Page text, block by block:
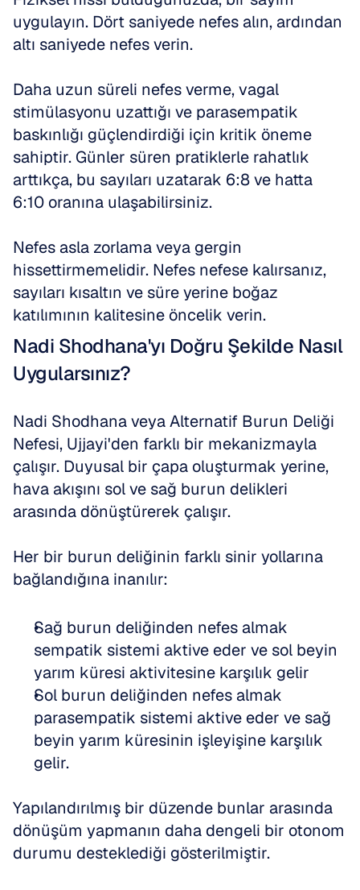
uygulayın. Dört saniyede nefes alın, ardından
altı saniyede nefes verin.
Daha uzun süreli nefes verme, vagal
stimülasyonu uzattığı ve parasempatik
baskınlığı güçlendirdiği için kritik öneme
sahiptir. Günler süren pratiklerle rahatlık
arttıkça, bu sayıları uzatarak 6:8 ve hatta
6:10 oranına ulaşabilirsiniz.
Nefes asla zorlama veya gergin
hissettirmemelidir. Nefes nefese kalırsanız,
sayıları kısaltın ve süre yerine boğaz
katılımının kalitesine öncelik verin.
Nadi Shodhana'yı Doğru Şekilde Nasıl
Uygularsınız?
Nadi Shodhana veya Alternatif Burun Deliği
Nefesi, Ujjayi'den farklı bir mekanizmayla
çalışır. Duyusal bir çapa oluşturmak yerine,
hava akışını sol ve sağ burun delikleri
arasında dönüştürerek çalışır.
Her bir burun deliğinin farklı sinir yollarına
bağlandığına inanılır:
Sağ burun deliğinden nefes almak
sempatik sistemi aktive eder ve sol beyin
yarım küresi aktivitesine karşılık gelir
Sol burun deliğinden nefes almak
parasempatik sistemi aktive eder ve sağ
beyin yarım küresinin işleyişine karşılık
gelir.
Yapılandırılmış bir düzende bunlar arasında
dönüşüm yapmanın daha dengeli bir otonom
durumu desteklediği gösterilmiştir.